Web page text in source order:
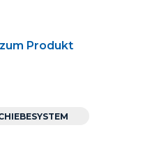
Produkt